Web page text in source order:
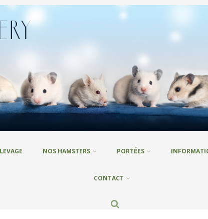
NOS HAMSTERS PORTÉES
CONTACT